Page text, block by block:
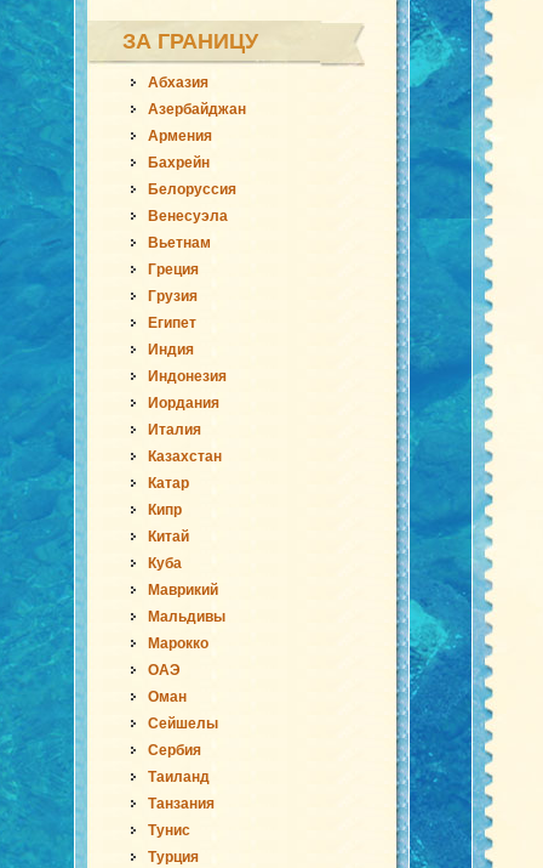
ЗА ГРАНИЦУ
Абхазия
Азербайджан
Армения
Бахрейн
Белоруссия
Венесуэла
Вьетнам
Греция
Грузия
Египет
Индия
Индонезия
Иордания
Италия
Казахстан
Катар
Кипр
Китай
Куба
Маврикий
Мальдивы
Марокко
ОАЭ
Оман
Сейшелы
Сербия
Таиланд
Танзания
Тунис
Турция